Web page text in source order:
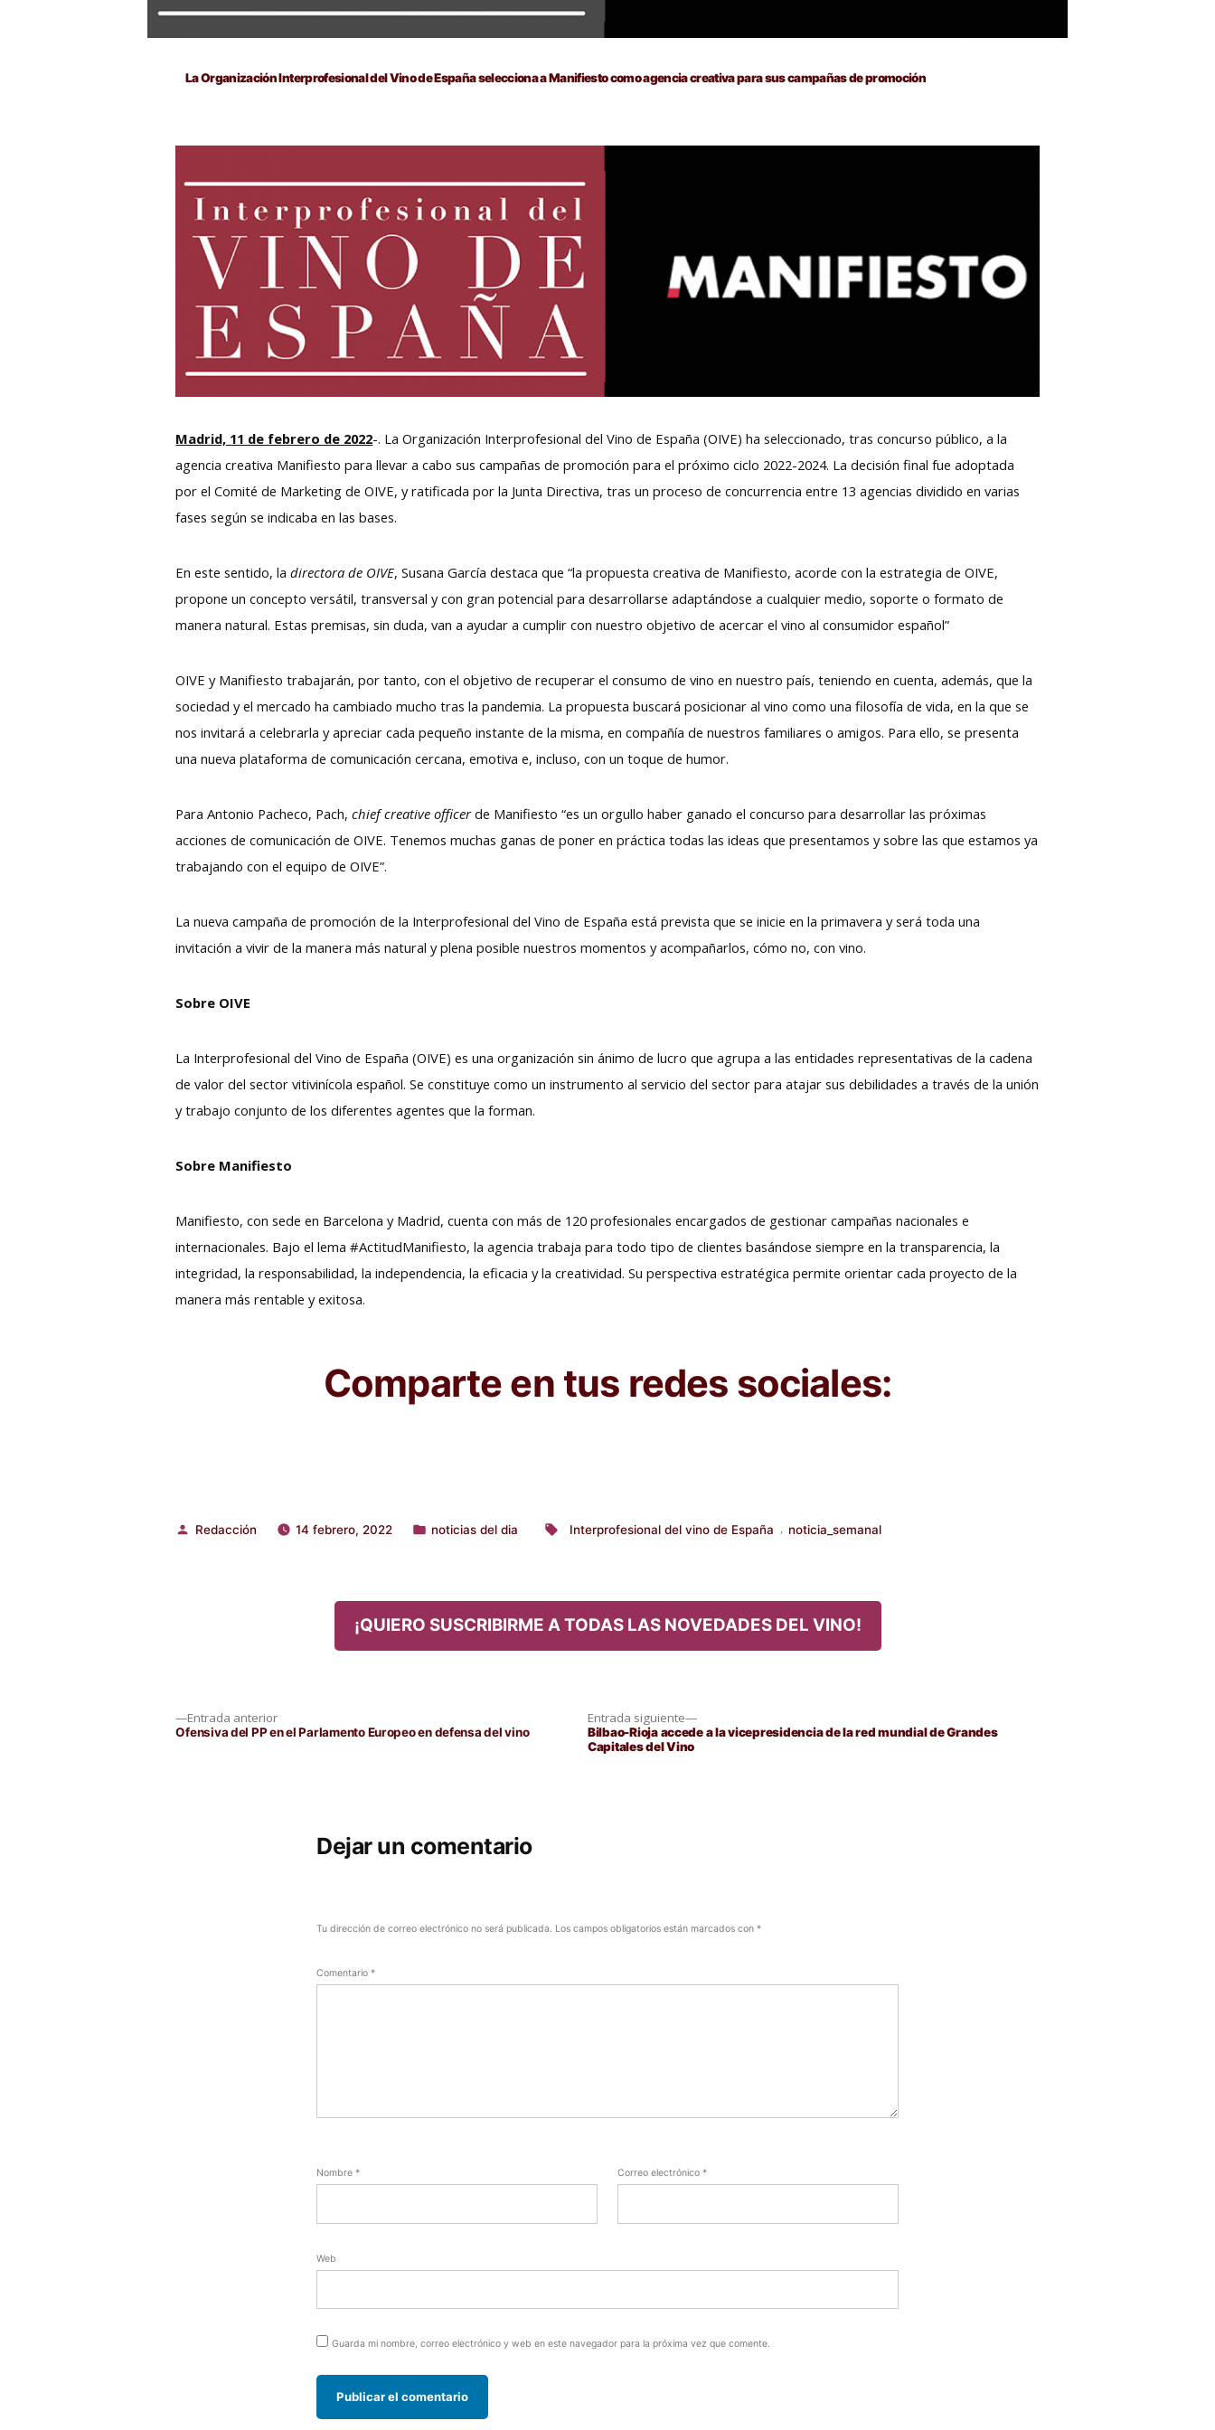
La Organización Interprofesional del Vino de España selecciona a Manifiesto como agencia creativa para sus campañas de promoción
Madrid, 11 de febrero de 2022-. La Organización Interprofesional del Vino de España (OIVE) ha seleccionado, tras concurso público, a la
agencia creativa Manifiesto para llevar a cabo sus campañas de promoción para el próximo ciclo 2022-2024. La decisión final fue adoptada
por el Comité de Marketing de OIVE, y ratificada por la Junta Directiva, tras un proceso de concurrencia entre 13 agencias dividido en varias
fases según se indicaba en las bases.
En este sentido, ladirectora de OIVE, Susana García destaca que “la propuesta creativa de Manifiesto, acorde con la estrategia de OIVE,
propone un concepto versátil, transversal y con gran potencial para desarrollarse adaptándose a cualquier medio, soporte o formato de
manera natural. Estas premisas, sin duda, van a ayudar a cumplir con nuestro objetivo de acercar el vino al consumidor español”
OIVE y Manifiesto trabajarán, por tanto, con el objetivo de recuperar el consumo de vino en nuestro país, teniendo en cuenta, además, que la
sociedad y el mercado ha cambiado mucho tras la pandemia. La propuesta buscará posicionar al vino como una filosofía de vida, en la que se
nos invitará a celebrarla y apreciar cada pequeño instante de la misma, en compañía de nuestros familiares o amigos. Para ello, se presenta
una nueva plataforma de comunicación cercana, emotiva e, incluso, con un toque de humor.
Para Antonio Pacheco, Pach,chief creative officerde Manifiesto “es un orgullo haber ganado el concurso para desarrollar las próximas
acciones de comunicación de OIVE. Tenemos muchas ganas de poner en práctica todas las ideas que presentamos y sobre las que estamos ya
trabajando con el equipo de OIVE”.
La nueva campaña de promoción de la Interprofesional del Vino de España está prevista que se inicie en la primavera y será toda una
invitación a vivir de la manera más natural y plena posible nuestros momentos y acompañarlos, cómo no, con vino.
Sobre OIVE
La Interprofesional del Vino de España (OIVE) es una organización sin ánimo de lucro que agrupa a las entidades representativas de la cadena
de valor del sector vitivinícola español. Se constituye como un instrumento al servicio del sector para atajar sus debilidades a través de la unión
y trabajo conjunto de los diferentes agentes que la forman.
Sobre Manifiesto
Manifiesto, con sede en Barcelona y Madrid, cuenta con más de 120 profesionales encargados de gestionar campañas nacionales e
internacionales. Bajo el lema #ActitudManifiesto, la agencia trabaja para todo tipo de clientes basándose siempre en la transparencia, la
integridad, la responsabilidad, la independencia, la eficacia y la creatividad. Su perspectiva estratégica permite orientar cada proyecto de la
manera más rentable y exitosa.
Comparte en tus redes sociales:
Publicado
Redacción 14 febrero, 2022
Publicado
noticias del dia
Etiquetas:
Interprofesional del vino de España , noticia_semanal
¡QUIERO SUSCRIBIRME A TODAS LAS NOVEDADES DEL VINO!
Entrada anteriorEntrada
anterior:
Ofensiva del PP en el Parlamento Europeo en defensa del vino
Entrada siguiente
Entrada
siguiente:
Bilbao-Rioja accede a la vicepresidencia de la red mundial de Grandes
Capitales del Vino
Dejar un comentario
Tu dirección de correo electrónico no será publicada. Los campos obligatorios están marcados con *
Comentario *
Nombre * Correo electrónico *
Web
Guarda mi nombre, correo electrónico y web en este navegador para la próxima vez que comente.